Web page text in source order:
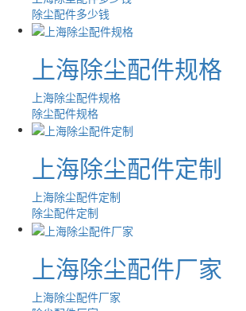
除尘配件多少钱
上海除尘配件规格
上海除尘配件规格
除尘配件规格
上海除尘配件定制
上海除尘配件定制
除尘配件定制
上海除尘配件厂家
上海除尘配件厂家